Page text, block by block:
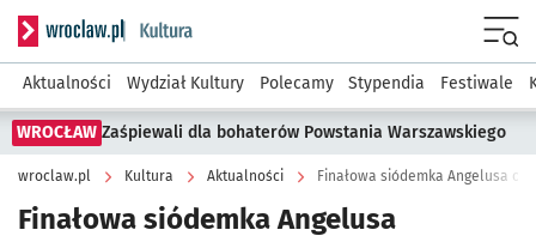
Serwis informacyjny wroclaw.pl podserwis: Kultura
Aktualności Wydział Kultury Polecamy Stypendia Festiwale
WROCŁAW Zaśpiewali dla bohaterów Powstania Warszawskiego
wroclaw.pl Kultura Aktualności Finałowa siódemka Angelusa
Finałowa siódemka Angelusa